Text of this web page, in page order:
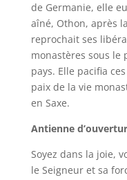
de Germanie, elle
aîné, Othon, après
reprochait ses
monastères sous le
pays. Elle pacifia
paix de la vie
en Saxe.
Antienne
Soyez dans la joie,
le Seigneur et sa